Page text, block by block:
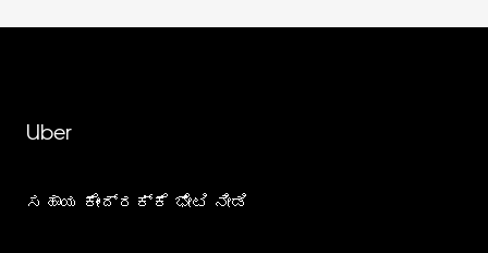
Uber
ಸಹಾಯ ಕೇಂದ್ರಕ್ಕೆ ಭೇಟಿ ನೀಡಿ